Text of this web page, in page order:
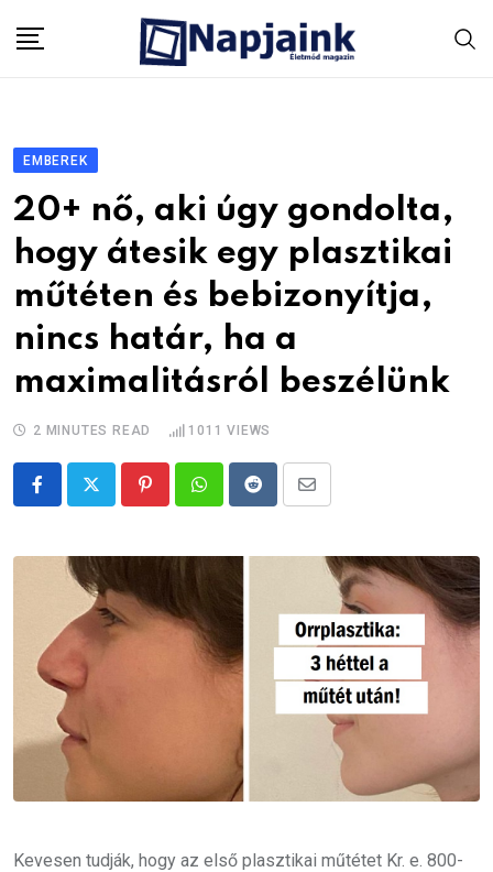
EMBEREK
20+ nő, aki úgy gondolta,
hogy átesik egy plasztikai
műtéten és bebizonyítja,
nincs határ, ha a
maximalitásról beszélünk
2 MINUTES READ 1011 VIEWS
PinterestWhatsappRedditShare
Email
Kevesen tudják, hogy az első plasztikai műtétet Kr. e. 800-